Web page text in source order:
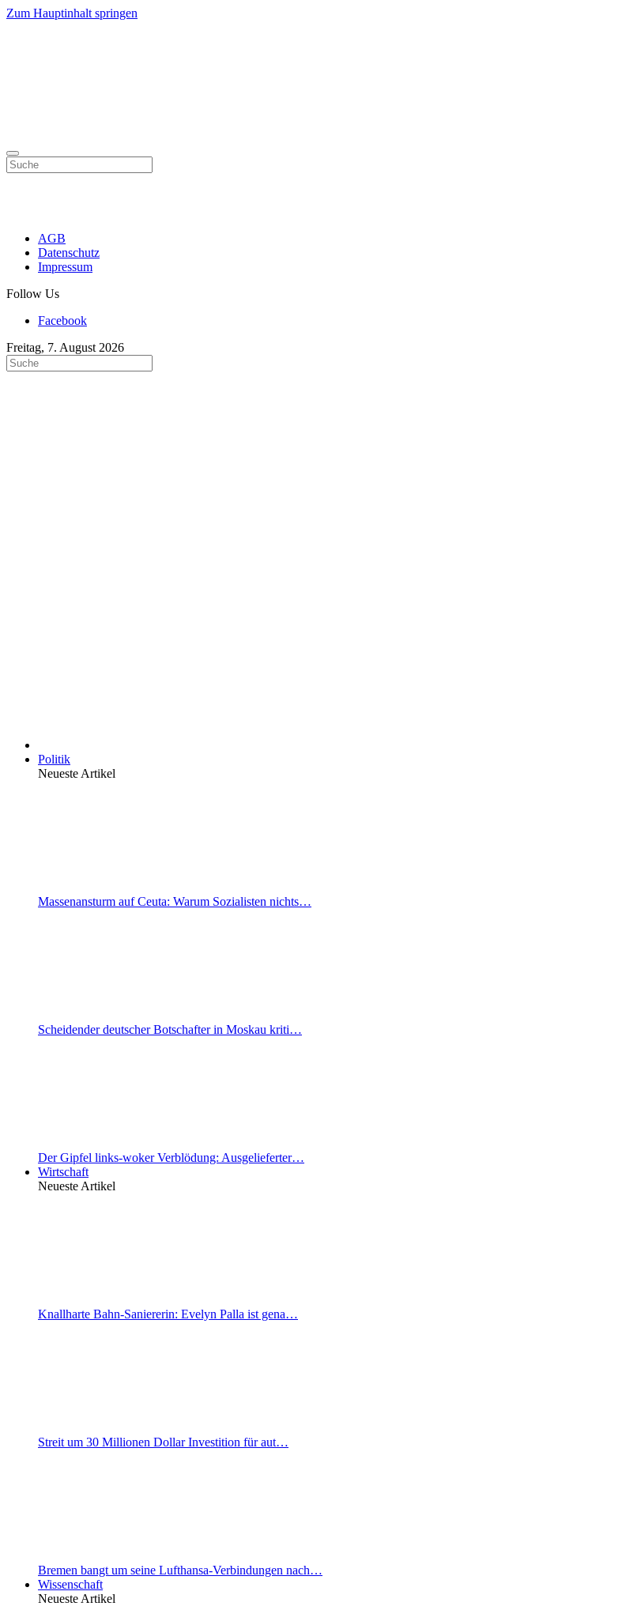
Zum Hauptinhalt springen
AGB
Datenschutz
Impressum
Follow Us
Facebook
Freitag, 7. August 2026
Politik
Neueste Artikel
Massenansturm auf Ceuta: Warum Sozialisten nichts…
Scheidender deutscher Botschafter in Moskau kriti…
Der Gipfel links-woker Verblödung: Ausgelieferter…
Wirtschaft
Neueste Artikel
Knallharte Bahn-Saniererin: Evelyn Palla ist gena…
Streit um 30 Millionen Dollar Investition für aut…
Bremen bangt um seine Lufthansa-Verbindungen nach…
Wissenschaft
Neueste Artikel